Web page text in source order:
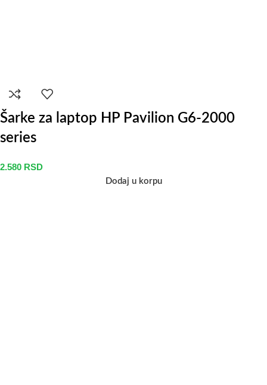
Šarke za laptop HP Pavilion G6-2000
series
2.580 RSD
Dodaj u korpu